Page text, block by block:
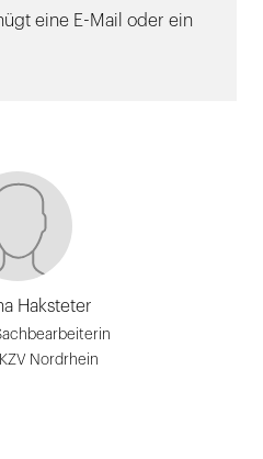
eine E-Mail oder ein
Haksteter
Nordrhein